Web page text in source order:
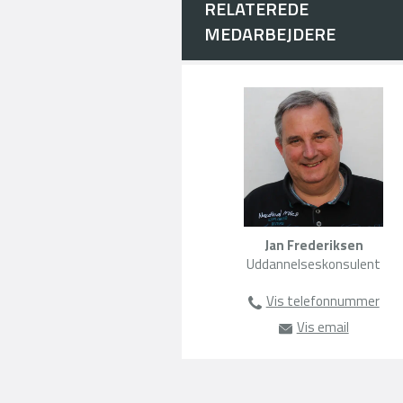
RELATEREDE
MEDARBEJDERE
Jan Frederiksen
Uddannelseskonsulent
Vis telefonnummer
63135149 /
Vis emailjrf@amu-